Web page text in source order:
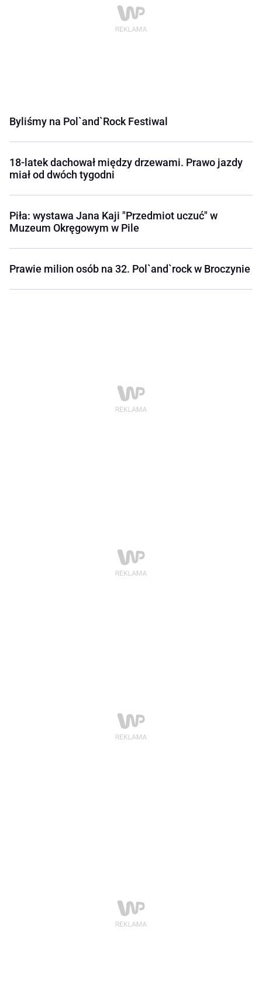
Byliśmy na Pol`and`Rock Festiwal
18-latek dachował między drzewami. Prawo jazdy
miał od dwóch tygodni
Piła: wystawa Jana Kaji "Przedmiot uczuć" w
Muzeum Okręgowym w Pile
Prawie milion osób na 32. Pol`and`rock w Broczynie